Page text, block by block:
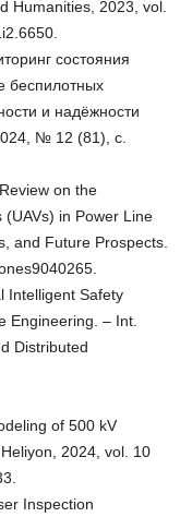
Humanities, 2023, vol.
состояния
беспилотных
и надёжности
№ 12 (81), с.
on the
(UAVs) in Power Line
and Future Prospects.
Intelligent Safety
Engineering. – Int.
Distributed
of 500 kV
2024, vol. 10
Inspection